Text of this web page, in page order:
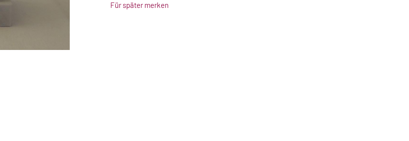
Für später merken